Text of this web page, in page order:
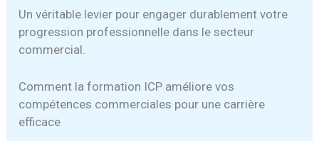
Un véritable levier pour engager durablement votre
progression professionnelle dans le secteur
commercial.
Comment la formation ICP améliore vos
compétences commerciales pour une carrière
efficace